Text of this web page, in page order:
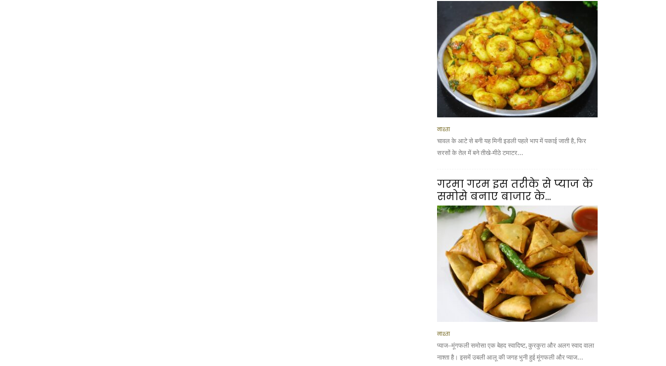
नाश्ता
चावल के आटे से बनी यह मिनी इडली पहले भाप में पकाई जाती है, फिर
सरसों के तेल में बने तीखे-मीठे टमाटर...
गरमा गरम इस तरीके से प्याज के
समोसे बनाए बाजार के...
नाश्ता
प्याज–मूंगफली समोसा एक बेहद स्वादिष्ट, कुरकुरा और अलग स्वाद वाला
नाश्ता है। इसमें उबली आलू की जगह भुनी हुई मूंगफली और प्याज...